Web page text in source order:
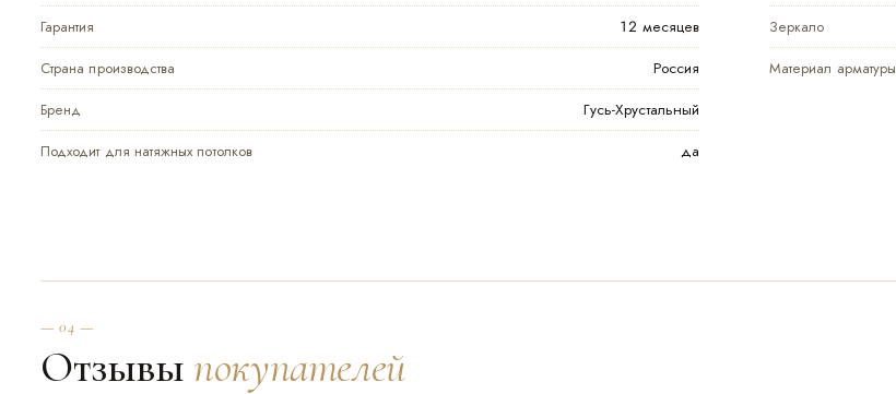
Гарантия
12 месяцев
Страна производства
Россия
Бренд
Гусь-Хрустальный
Подходит для натяжных потолков
да
Зеркало
Материал арматуры
— 04 —
Отзывы покупателей